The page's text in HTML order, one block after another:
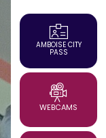
AMBOISE CITY
PASS
WEBCAMS